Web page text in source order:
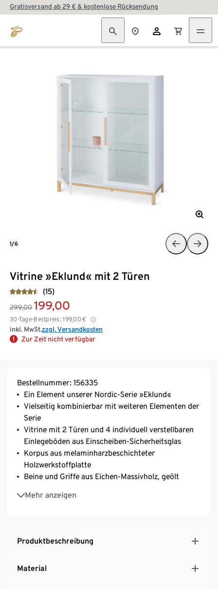
Gratisversand ab 29 € & kostenlose Rücksendung
Vitrine »Eklund« mit 2 Türen
(15)
299,00 199,00
30-Tage-Bestpreis: 199,00 €
inkl. MwSt.zzgl. Versandkosten
Zur Zeit nicht verfügbar
1/6
Bestellnummer: 156335
Ein Element unserer Nordic-Serie »Eklund«
Vielseitig kombinierbar mit weiteren Elementen der
Serie
Vitrine mit 2 Türen und 4 individuell verstellbaren
Einlegeböden aus Einscheiben-Sicherheitsglas
Korpus aus melaminharzbeschichteter
Holzwerkstoffplatte
Beine und Griffe aus Eichen-Massivholz, geölt
Mehr anzeigen
Inkl. Wandbefestigung für einen sicheren Stand
Inkl. Bodenschonern
Produktbeschreibung
Material